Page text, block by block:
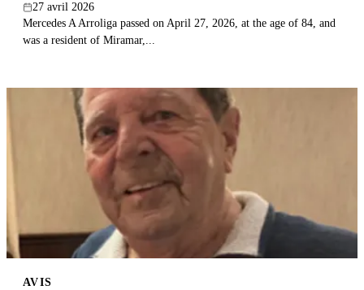
27 avril 2026
Mercedes A Arroliga passed on April 27, 2026, at the age of 84, and
was a resident of Miramar,...
AVIS